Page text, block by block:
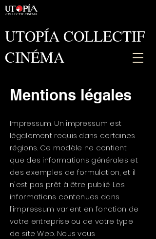
UTOPÍA COLLECTIF
CINÉMA
Mentions légales
Impressum. Un impressum est
légalement requis dans certaines
régions. Ce modèle ne contient
que des informations générales et
des exemples de formulation, et il
n'est pas prêt à être publié. Les
informations contenues dans
l’impressum varient en fonction de
votre entreprise ou de votre type
de site Web. Nous vous